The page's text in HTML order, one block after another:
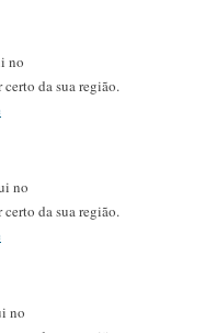
no
da sua região.
no
da sua região.
no